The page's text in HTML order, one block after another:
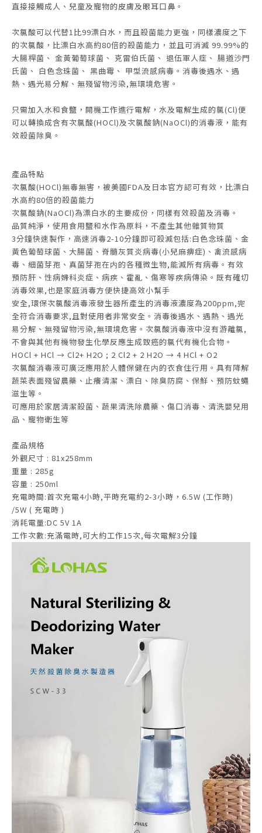
直接接觸成人、兒童及寵物的皮膚及眼耳口鼻。
次氯酸可以代替1比99漂白水，而且殺菌能力更強，同樣濃度之下
的次氯酸，比漂白水高約80倍的殺菌能力，並且可消滅 99.99%的
大腸桿菌、 金黃葡萄球菌、 克雷伯氏菌、 退伍軍人症、 腸道沙門
氏菌、 白色念珠菌、 黑曲霉、 甲型流感病毒。消毒後遇水、遇
熱、遇光易分解、無殘留物污染,無環境危害。
只需加入水和食鹽，開機工作進行電解，水及電解生成的氯(Cl)便
可以轉換成含有次氯酸(HOCl)及次氯酸鈉(NaOCl)的消毒液，能有
效殺菌除臭。
產品特點
次氯酸(HOCl)無毒無害，被美國FDA及日本官方認可有效，比漂白
水高約80倍的殺菌能力
次氯酸鈉(NaOCl)為漂白水的主要成份，同樣有效殺菌及消毒。
品質純淨，使用食用鹽和水作為原料，不產生其他雜質物質
3分鐘快速製作，高速消毒2-10分鐘即可殺滅包括:白色念珠菌、金
黃色葡萄球菌、大腸菌、脊髓灰質炎病毒(小兒麻痹症)、禽流感病
毒、細菌芽孢、真菌芽孢在内的各種微生物,能滅所有病毒。有效
預防肝、性病婦科炎症、病疾、霍亂、傷寒等疾病傳染。既有確切
消毒效果,也是家庭消毒方便快捷高效小幫手
安全,環保次氯酸消毒液發生器所產生的消毒液濃度為200ppm,完
全符合消毒要求,且對使用者非常安全。消毒後遇水、遇熱、遇光
易分解、無殘留物污染,無環境危害。次氯酸消毒液中沒有游離氯,
不會與其他有機物發生化學反應生成致癌的氯代有機化合物。
HOCl + HCl → Cl2+ H2O ; 2 Cl2 + 2 H2O → 4 HCl + O2
次氯酸消毒液可廣泛應用於人體保健在内的衣食住行用。具有降解
蔬菜表面殘留農藥、止癢清潔、漂白、除臭防腐、保鮮、預防蚊蠅
滋生等。
可應用於家居清潔殺菌、蔬果清洗除農藥、傷口消毒、清洗嬰兒用
品、寵物衛生等
產品規格
外觀尺寸 : 81x258mm
重量 : 285g
容量 : 250ml
充電時間:首次充電4小時,平時充電約2-3小時，6.5W (工作時)
/5W ( 充電時 )
消耗電量:DC 5V 1A
工作次數:充滿電時,可大約工作15次,每次電解3分鐘